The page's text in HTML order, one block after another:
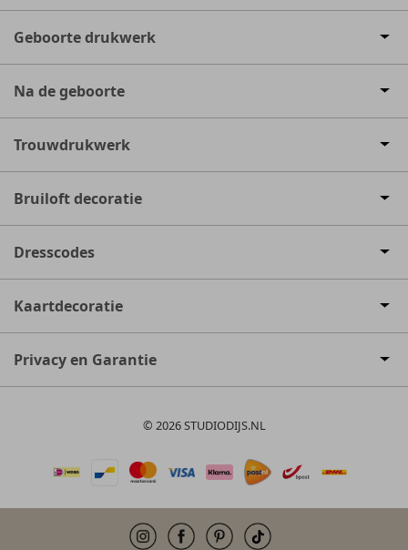
Geboorte drukwerk
Na de geboorte
Trouwdrukwerk
Bruiloft decoratie
Dresscodes
Kaartdecoratie
Privacy en Garantie
© 2026 STUDIODIJS.NL